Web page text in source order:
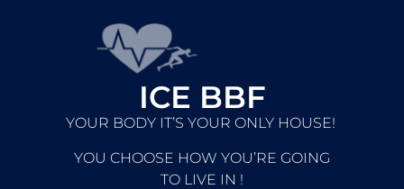
ICE BBF
YOUR BODY IT’S YOUR ONLY HOUSE!
YOU CHOOSE HOW YOU’RE GOING
TO LIVE IN !